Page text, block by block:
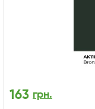
163 грн.